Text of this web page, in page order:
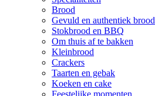
Brood
Gevuld en authentiek brood
Stokbrood en BBQ
Om thuis af te bakken
Kleinbrood
Crackers
Taarten en gebak
Koeken en cake
Feestelijke momenten